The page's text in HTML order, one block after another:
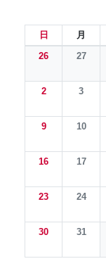
日 月
26
27
2 3
9 10
16 17
23 24
30 31